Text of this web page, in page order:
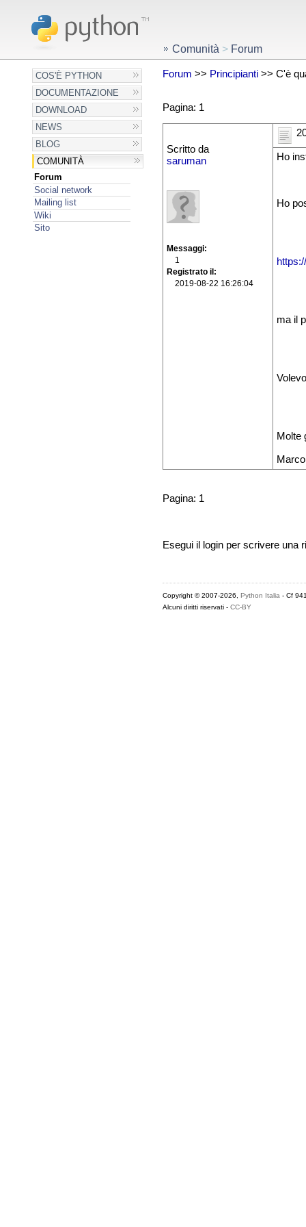
COS'È PYTHON
DOCUMENTAZIONE
DOWNLOAD
NEWS
BLOG
COMUNITÀ
Forum
Social network
Mailing list
Wiki
Sito
Comunità > Forum
Forum >> Principianti>> C'è
Pagina: 1
Scritto da
saruman
Messaggi
1
Registrato il
2019-08-22 16:26:04
Ho
Ho
ma il
Molte
Marco
Pagina: 1
Esegui il login per scrivere una
Copyright © 2007-2026, Python Italia- Cf
Alcuni diritti riservati - CC-BY